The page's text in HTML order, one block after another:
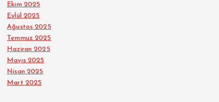
Ekim 2025
Eylül 2025
Ağustos 2025
Temmuz 2025
Haziran 2025
Mayıs 2025
Nisan 2025
Mart 2025